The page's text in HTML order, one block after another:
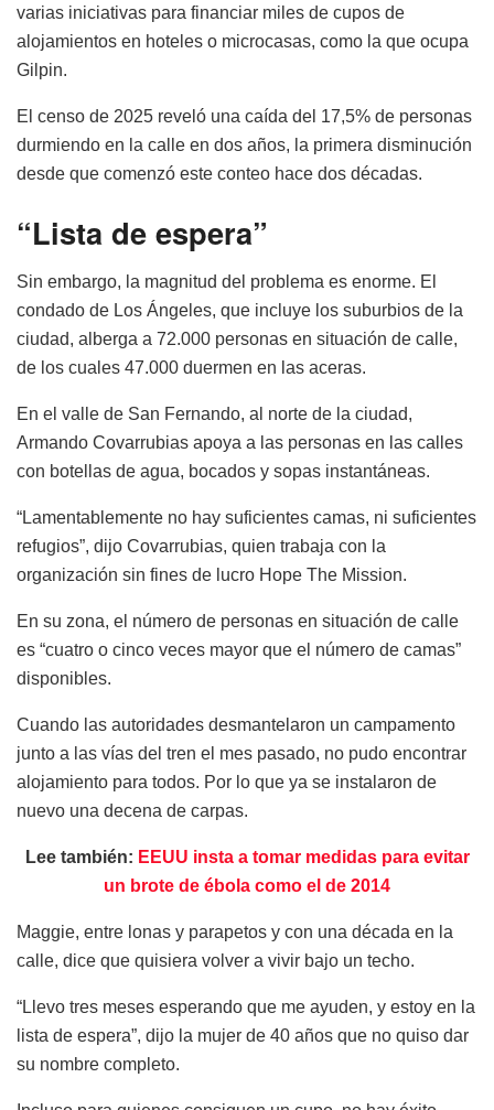
varias iniciativas para financiar miles de cupos de
alojamientos en hoteles o microcasas, como la que ocupa
Gilpin.
El censo de 2025 reveló una caída del 17,5% de personas
durmiendo en la calle en dos años, la primera disminución
desde que comenzó este conteo hace dos décadas.
“Lista de espera”
Sin embargo, la magnitud del problema es enorme. El
condado de Los Ángeles, que incluye los suburbios de la
ciudad, alberga a 72.000 personas en situación de calle,
de los cuales 47.000 duermen en las aceras.
En el valle de San Fernando, al norte de la ciudad,
Armando Covarrubias apoya a las personas en las calles
con botellas de agua, bocados y sopas instantáneas.
“Lamentablemente no hay suficientes camas, ni suficientes
refugios”, dijo Covarrubias, quien trabaja con la
organización sin fines de lucro Hope The Mission.
En su zona, el número de personas en situación de calle
es “cuatro o cinco veces mayor que el número de camas”
disponibles.
Cuando las autoridades desmantelaron un campamento
junto a las vías del tren el mes pasado, no pudo encontrar
alojamiento para todos. Por lo que ya se instalaron de
nuevo una decena de carpas.
Lee también: EEUU insta a tomar medidas para evitar
un brote de ébola como el de 2014
Maggie, entre lonas y parapetos y con una década en la
calle, dice que quisiera volver a vivir bajo un techo.
“Llevo tres meses esperando que me ayuden, y estoy en la
lista de espera”, dijo la mujer de 40 años que no quiso dar
su nombre completo.